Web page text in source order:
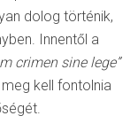
dolog történik,
Innentől a
crimen sine lege”
kell fontolnia